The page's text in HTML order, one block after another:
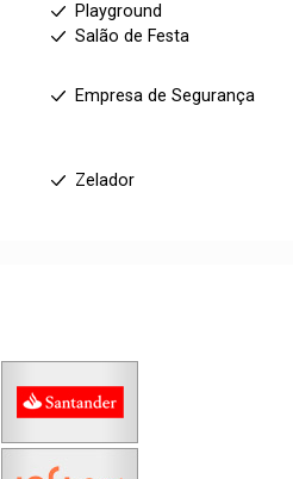
Playground
Salão de Festa
Empresa de Segurança
Zelador